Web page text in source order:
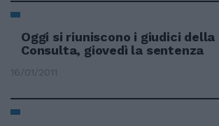
Oggi si riuniscono i giudici della
Consulta, giovedì la sentenza
16/01/2011